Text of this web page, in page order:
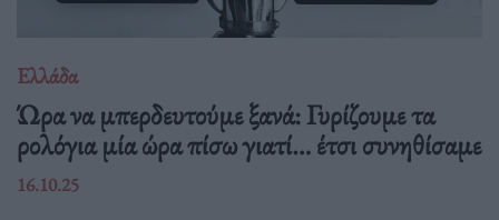
Ελλάδα
Ώρα να μπερδευτούμε ξανά: Γυρίζουμε τα
ρολόγια μία ώρα πίσω γιατί… έτσι συνηθίσαμε
16.10.25